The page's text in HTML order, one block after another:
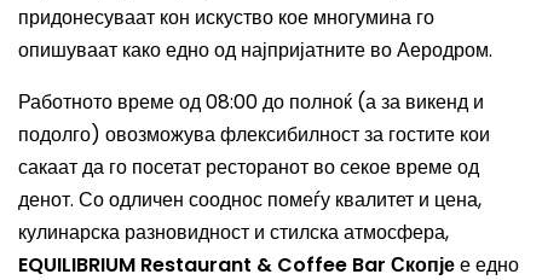
придонесуваат кон искуство кое многумина го
опишуваат како едно од најпријатните во Аеродром.
Работното време од 08:00 до полноќ (а за викенд и
подолго) овозможува флексибилност за гостите кои
сакаат да го посетат ресторанот во секое време од
денот. Со одличен сооднос помеѓу квалитет и цена,
кулинарска разновидност и стилска атмосфера,
EQUILIBRIUM Restaurant & Coffee Bar Скопјее едно